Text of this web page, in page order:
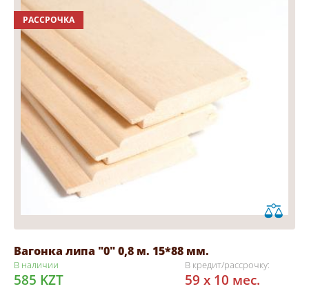
РАССРОЧКА
Вагонка липа "0" 0,8 м. 15*88 мм.
В наличии
585 KZT
В кредит/рассрочку:
59 x 10 мес.